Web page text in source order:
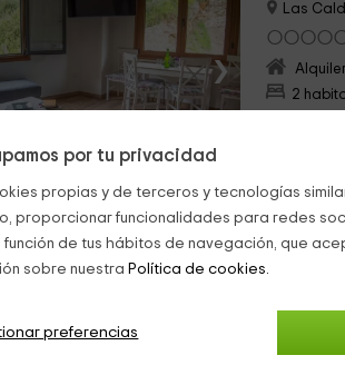
por tu privacidad
propias y de terceros y tecnologías
proporcionar funcionalidades para redes
de tus hábitos de navegación, que
sobre nuestra Política de cookies.
preferencias
›
Las
2